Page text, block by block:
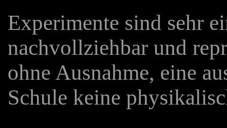
Experimente sind sehr
nachvollziehbar und
ohne Ausnahme, eine
Schule keine